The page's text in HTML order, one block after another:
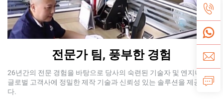
전문가 팀, 풍부한 경험
26년간의 전문 경험을 바탕으로 당사의 숙련된 기술자 및 엔지니어는
글로벌 고객사에 정밀한 제작 기술과 신뢰성 있는 솔루션을 제공합니
다.